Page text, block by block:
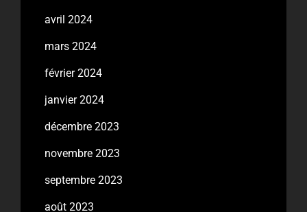
avril 2024
mars 2024
février 2024
janvier 2024
décembre 2023
novembre 2023
septembre 2023
août 2023